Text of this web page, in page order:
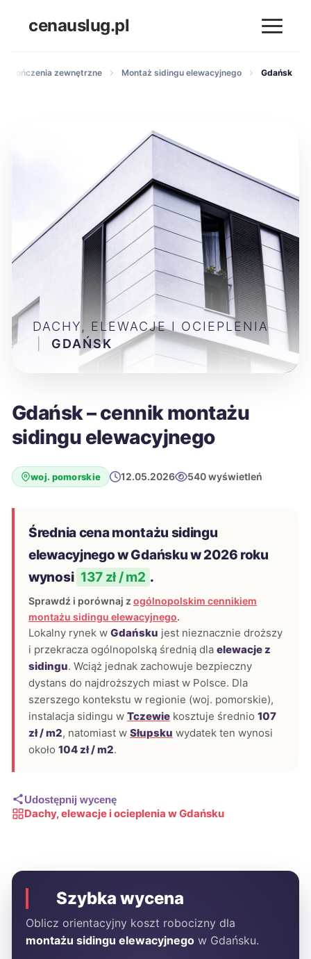
cenauslug.pl
zewnętrzne Montaż sidingu elewacyjnego Gdańsk
Gdańsk – cennik montażu
sidingu elewacyjnego
woj. pomorskie 12.05.2026 540 wyświetleń
Średnia cena montażu sidingu
elewacyjnego w Gdańsku w 2026 roku
wynosi 137 zł / m2 .
Sprawdź i porównaj z ogólnopolskim cennikiem
montażu sidingu elewacyjnego.
Lokalny rynek w Gdańsku jest nieznacznie droższy
i przekracza ogólnopolską średnią dla elewacje z
sidingu. Wciąż jednak zachowuje bezpieczny
dystans do najdroższych miast w Polsce. Dla
szerszego kontekstu w regionie (woj. pomorskie),
instalacja sidingu w Tczewie kosztuje średnio 107
zł / m2, natomiast w Słupsku wydatek ten wynosi
około 104 zł / m2.
Udostępnij wycenę
Dachy, elewacje i ocieplenia w Gdańsku
DACHY, ELEWACJE I OCIEPLENIA
GDAŃSK
Szybka wycena
Oblicz orientacyjny koszt robocizny dla
montażu sidingu elewacyjnego w Gdańsku.